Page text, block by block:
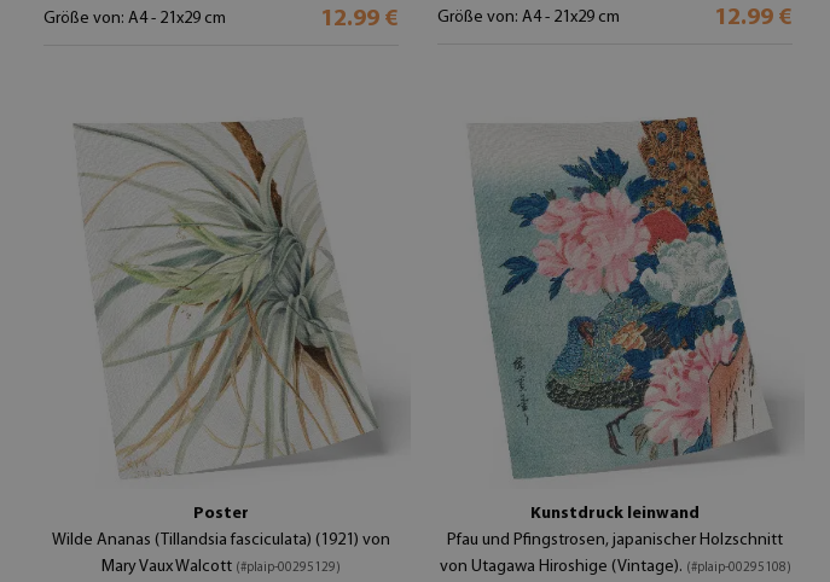
Größe von: A4 - 21x29 cm 12.99 € Größe von: A4 - 21x29 cm 12.99 €
Poster
Wilde Ananas (Tillandsia fasciculata) (1921) von
Mary Vaux Walcott (#plaip-00295129)
Kunstdruck leinwand
Pfau und Pfingstrosen, japanischer Holzschnitt
von Utagawa Hiroshige (Vintage). (#plaip-00295108)